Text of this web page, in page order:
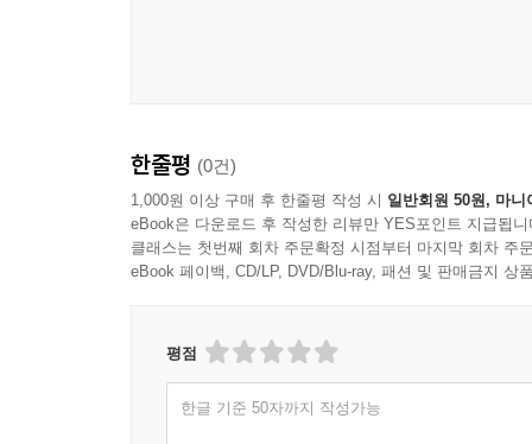
한줄평 (0건)
1,000원 이상 구매 후 한줄평 작성 시 일반회원 50원, 마니
eBook은 다운로드 후 작성한 리뷰만 YES포인트 지급됩니
클래스는 첫번째 회차 주문확정 시점부터 마지막 회차 주
eBook 페이백, CD/LP, DVD/Blu-ray, 패션 및 판매금지 상
평점
한글 기준 50자까지 작성가능